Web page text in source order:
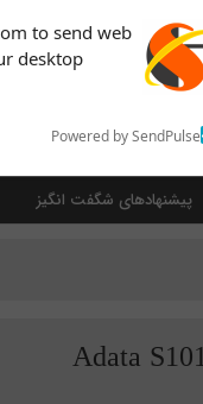
to send web
desktop.
Powered by SendPulse
پیشنهادهای شگفت انگیز